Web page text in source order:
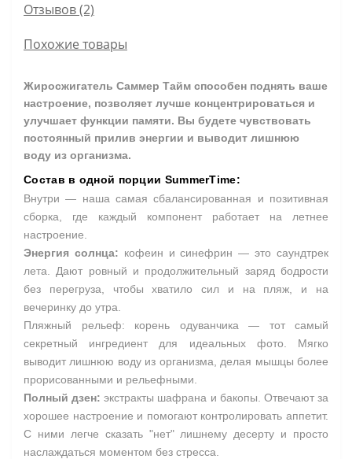
Отзывов (2)
Похожие товары
Жиросжигатель Саммер Тайм способен поднять ваше
настроение, позволяет лучше концентрироваться и
улучшает функции памяти. Вы будете чувствовать
постоянный прилив энергии и выводит лишнюю
воду из организма.
Состав в одной порции SummerTime:
Внутри — наша самая сбалансированная и позитивная
сборка, где каждый компонент работает на летнее
настроение.
Энергия солнца: кофеин и синефрин — это саундтрек
лета. Дают ровный и продолжительный заряд бодрости
без перегруза, чтобы хватило сил и на пляж, и на
вечеринку до утра.
Пляжный рельеф: корень одуванчика — тот самый
секретный ингредиент для идеальных фото. Мягко
выводит лишнюю воду из организма, делая мышцы более
прорисованными и рельефными.
Полный дзен: экстракты шафрана и бакопы. Отвечают за
хорошее настроение и помогают контролировать аппетит.
С ними легче сказать "нет" лишнему десерту и просто
наслаждаться моментом без стресса.